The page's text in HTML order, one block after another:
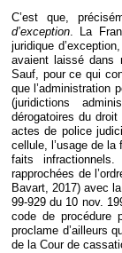
C’est que,
d’exception. La
juridique
avaient laissé dans
Sauf, pour ce qui
que l’administration
(juridictions
dérogatoires du
actes de police
cellule, l’usage de
faits
rapprochées de
Bavart, 2017) avec
99-929 du 10 nov.
code de procédure
proclame d’ailleurs
de la Cour de